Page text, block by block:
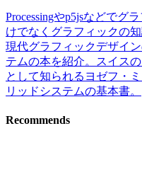
Processingやp5jsなどでグ
けでなくグラフィックの
現代グラフィックデザイ
テムの本を紹介。スイス
として知られるヨゼフ・
リッドシステムの基本書。
Recommends